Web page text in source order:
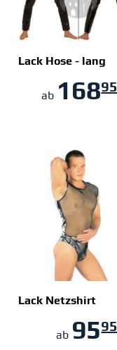
Lack Hose - lang
ab 16895
ZUM SHOP
Lack Netzshirt
ab 9595
ZUM SHOP